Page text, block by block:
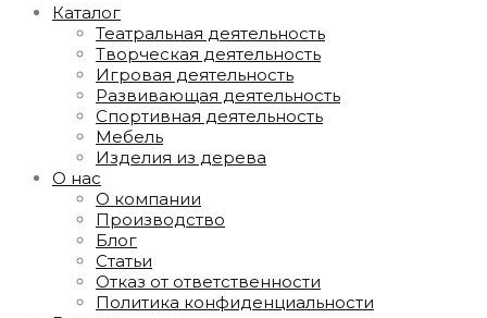
Каталог
Театральная деятельность
Творческая деятельность
Игровая деятельность
Развивающая деятельность
Спортивная деятельность
Мебель
Изделия из дерева
О нас
О компании
Производство
Блог
Статьи
Отказ от ответственности
Политика конфиденциальности